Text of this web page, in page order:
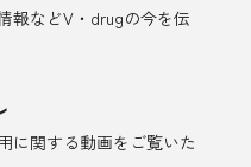
報などV・drugの今を伝
に関する動画をご覧いた